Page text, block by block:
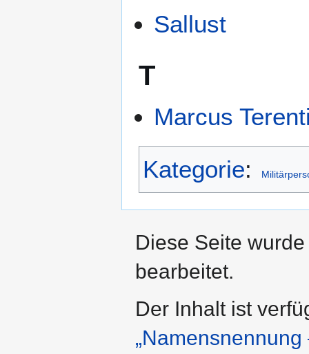
Sallust
T
Marcus
Kategorie:
Diese Seite
bearbeitet.
Der Inhalt ist